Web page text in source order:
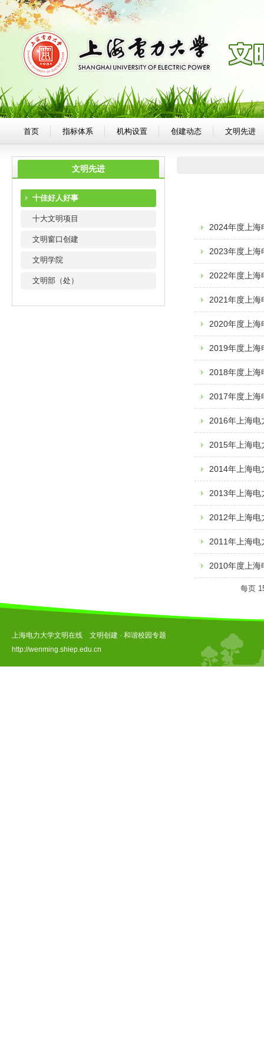
首页 指标体系 机构设置 创建动态 文明先进
文明先进
十佳好人好事
十大文明项目
文明窗口创建
文明学院
文明部（处）
2024年度上海
2023年度上海
2022年度上海
2021年度上海
2020年度上海
2019年度上海
2018年度上海
2017年度上海
2016年上海电
2015年上海电
2014年上海电
2013年上海电
2012年上海电
2011年上海电
2010年度上海
每页
上海电力大学文明在线 文明创建 · 和谐校园专题
http://wenming.shiep.edu.cn